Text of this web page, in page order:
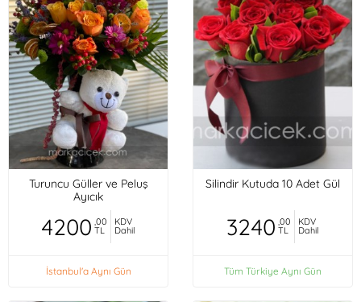
Turuncu Güller ve Peluş
Ayıcık
4200 ,00
TL
KDV
Dahil
İstanbul'a Aynı Gün
Silindir Kutuda 10 Adet Gül
3240 ,00
TL
KDV
Dahil
Tüm Türkiye Aynı Gün